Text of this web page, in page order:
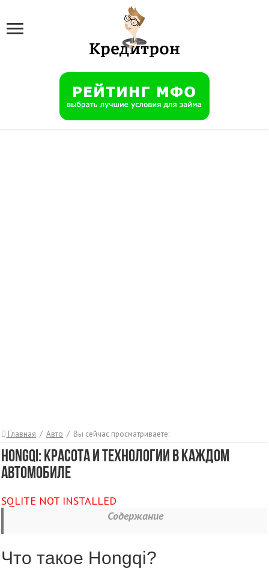
Главная / Авто / Вы сейчас просматриваете:
Hongqi: Красота и Технологии в Каждом
Автомобиле
SQLITE NOT INSTALLED
Содержание
Что такое Hongqi?